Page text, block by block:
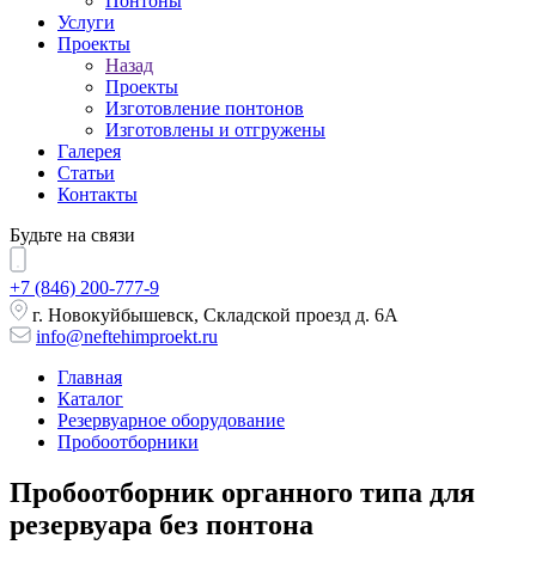
Услуги
Проекты
Назад
Проекты
Изготовление понтонов
Изготовлены и отгружены
Галерея
Статьи
Контакты
Будьте на связи
+7 (846) 200-777-9
г. Новокуйбышевск, Складской проезд д. 6А
info@neftehimproekt.ru
Главная
Каталог
Резервуарное оборудование
Пробоотборники
Пробоотборник органного типа для
резервуара без понтона